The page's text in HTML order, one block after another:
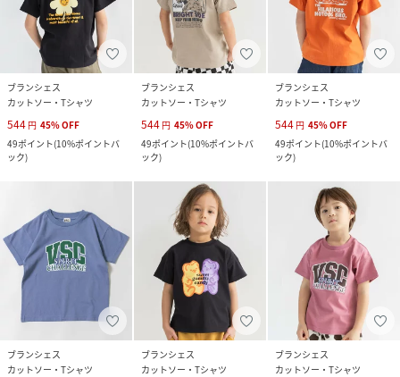
ブランシェス
カットソー・Tシャツ
544 円 45%OFF
49ポイント(10%ポイントバ
ック)
ブランシェス
カットソー・Tシャツ
544 円 45%OFF
49ポイント(10%ポイントバ
ック)
ブランシェス
カットソー・Tシャツ
544 円 45%OFF
49ポイント(10%ポイントバ
ック)
ブランシェス
カットソー・Tシャツ
ブランシェス
カットソー・Tシャツ
ブランシェス
カットソー・Tシャツ